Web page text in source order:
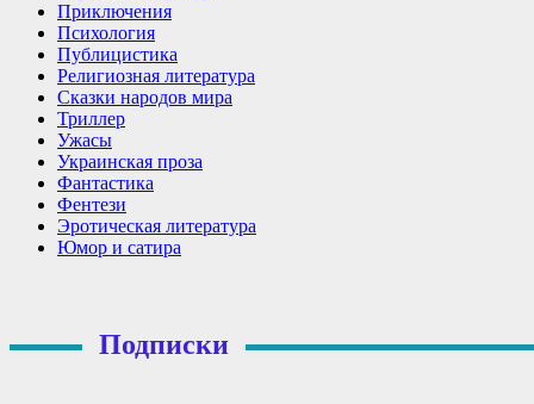
Приключения
Психология
Публицистика
Религиозная литература
Сказки народов мира
Триллер
Ужасы
Украинская проза
Фантастика
Фентези
Эротическая литература
Юмор и сатира
Подписки